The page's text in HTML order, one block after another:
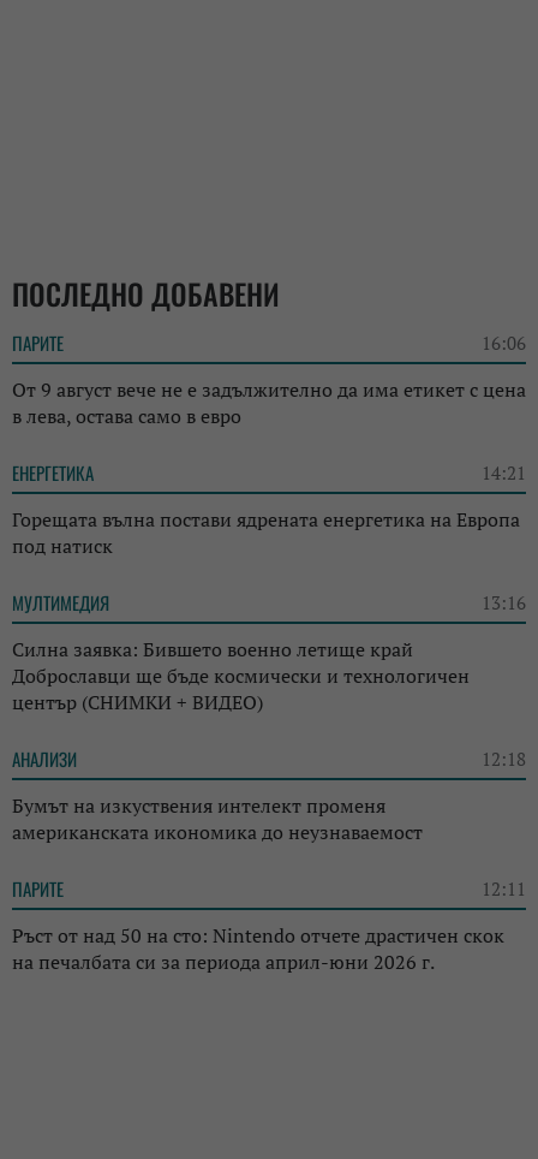
ПОСЛЕДНО ДОБАВЕНИ
ПАРИТЕ 16:06
От 9 август вече не е задължително да има етикет с цена
в лева, остава само в евро
ЕНЕРГЕТИКА 14:21
Горещата вълна постави ядрената енергетика на Европа
под натиск
МУЛТИМЕДИЯ 13:16
Силна заявка: Бившето военно летище край
Доброславци ще бъде космически и технологичен
център (СНИМКИ + ВИДЕО)
АНАЛИЗИ 12:18
Бумът на изкуствения интелект променя
американската икономика до неузнаваемост
ПАРИТЕ 12:11
Ръст от над 50 на сто: Nintendo отчете драстичен скок
на печалбата си за периода април-юни 2026 г.